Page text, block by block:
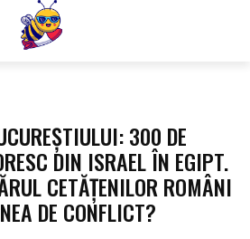
300 DE
DIN ISRAEL ÎN EGIPT.
CETĂȚENILOR ROMÂNI
DE CONFLICT?